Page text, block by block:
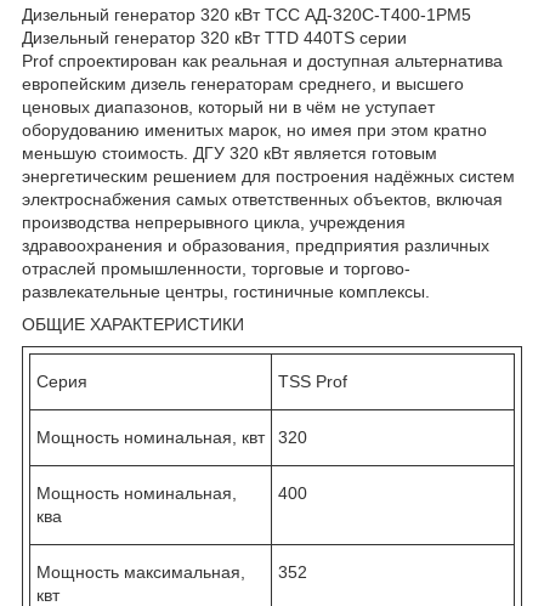
Дизельный генератор 320 кВт ТСС АД-320С-Т400-1РМ5
Дизельный генератор 320 кВт TTD 440TS серии
Prof спроектирован как реальная и доступная альтернатива
европейским дизель генераторам среднего, и высшего
ценовых диапазонов, который ни в чём не уступает
оборудованию именитых марок, но имея при этом кратно
меньшую стоимость. ДГУ 320 кВт является готовым
энергетическим решением для построения надёжных систем
электроснабжения самых ответственных объектов, включая
производства непрерывного цикла, учреждения
здравоохранения и образования, предприятия различных
отраслей промышленности, торговые и торгово-
развлекательные центры, гостиничные комплексы.
ОБЩИЕ ХАРАКТЕРИСТИКИ
Серия TSS Prof
Мощность номинальная, квт 320
Мощность номинальная,
ква
400
Мощность максимальная,
квт
352